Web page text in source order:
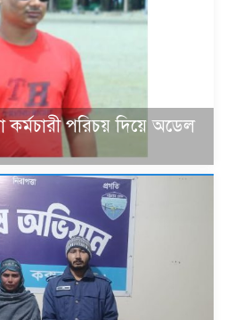
কর্মচারী পরিচয় দিয়ে অডেল